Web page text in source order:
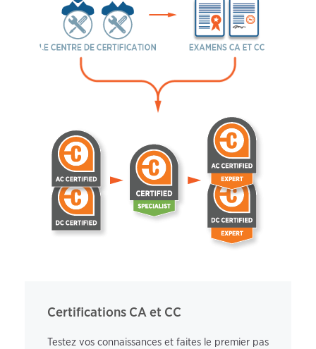
Certifications CA et CC
Testez vos connaissances et faites le premier pas